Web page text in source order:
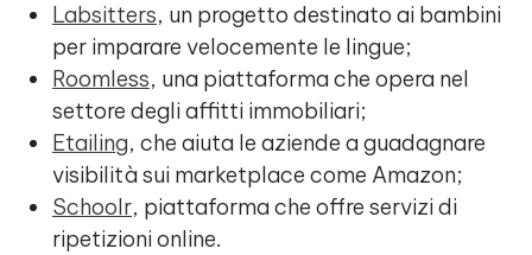
Labsitters, un progetto destinato ai bambini
per imparare velocemente le lingue;
Roomless, una piattaforma che opera nel
settore degli affitti immobiliari;
Etailing, che aiuta le aziende a guadagnare
visibilità sui marketplace come Amazon;
Schoolr, piattaforma che offre servizi di
ripetizioni online.